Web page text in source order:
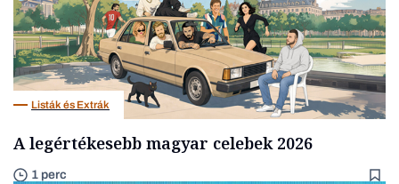
Listák és Extrák
A legértékesebb magyar celebek 2026
1 perc